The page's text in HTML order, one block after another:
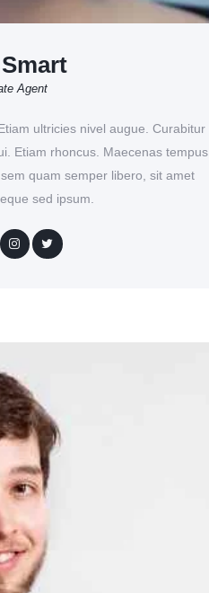
Agent
ultricies nivel augue. Curabitur
Etiam rhoncus. Maecenas tempus,
quam semper libero, sit amet
sed ipsum.